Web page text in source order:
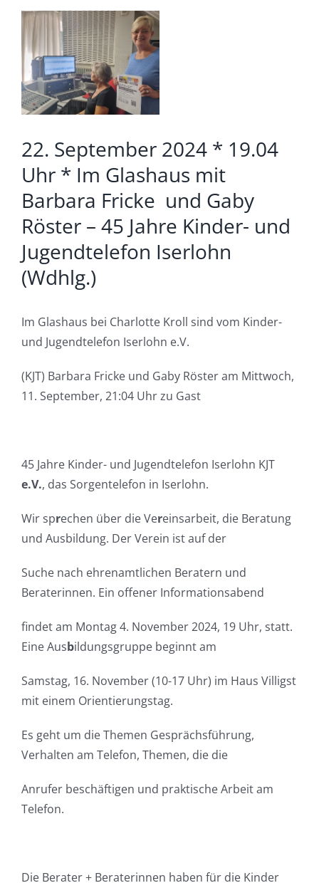
Zeige
grösseres
Bild
22. September 2024 * 19.04
Uhr * Im Glashaus mit
Barbara Fricke und Gaby
Röster – 45 Jahre Kinder- und
Jugendtelefon Iserlohn
(Wdhlg.)
Im Glashaus bei Charlotte Kroll sind vom Kinder-
und Jugendtelefon Iserlohn e.V.
(KJT) Barbara Fricke und Gaby Röster am Mittwoch,
11. September, 21:04 Uhr zu Gast
45 Jahre Kinder- und Jugendtelefon Iserlohn KJT
e.V., das Sorgentelefon in Iserlohn.
Wir sprechen über die Vereinsarbeit, die Beratung
und Ausbildung. Der Verein ist auf der
Suche nach ehrenamtlichen Beratern und
Beraterinnen. Ein offener Informationsabend
findet am Montag 4. November 2024, 19 Uhr, statt.
Eine Ausbildungsgruppe beginnt am
Samstag, 16. November (10-17 Uhr) im Haus Villigst
mit einem Orientierungstag.
Es geht um die Themen Gesprächsführung,
Verhalten am Telefon, Themen, die die
Anrufer beschäftigen und praktische Arbeit am
Telefon.
Die Berater + Beraterinnen haben für die Kinder